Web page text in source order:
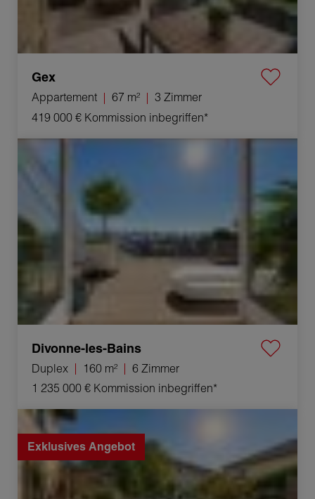
Gex
Appartement 67 m²
3 Zimmer
419 000 € Kommission inbegriffen*
Divonne-les-Bains
Duplex 160 m²
6 Zimmer
1 235 000 € Kommission inbegriffen*
Verkauf Haus Thoiry 8 Zimmer 191 m²
Exklusives Angebot